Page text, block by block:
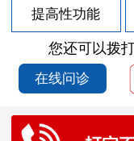
前列腺炎药物治不好
前列腺炎膀胱痛的原
前列腺炎肿大引起的
早泄可导致怎样的后
早泄的危害有哪些？
提高性功能
您还可以拨
在线问诊